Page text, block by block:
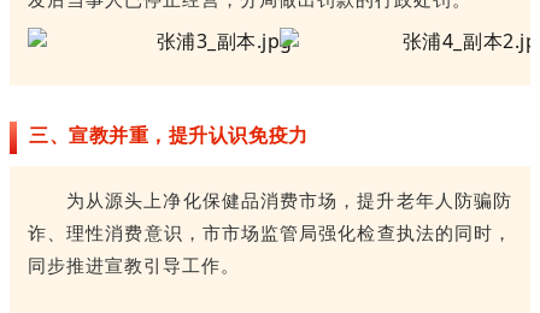
三、宣教并重，提升认识免疫力
为从源头上净化保健品消费市场，提升老年人防骗防
诈、理性消费意识，市市场监管局强化检查执法的同时，
同步推进宣教引导工作。